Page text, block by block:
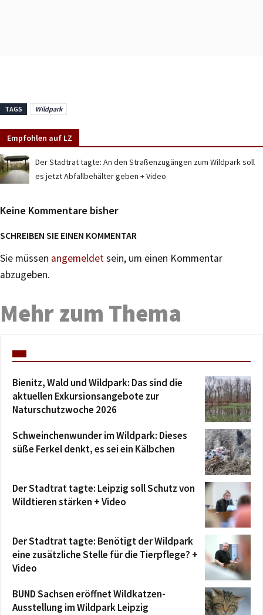
TAGS Wildpark
Empfohlen auf LZ
Der Stadtrat tagte: An den Straßenzugängen zum Wildpark soll
es jetzt Abfallbehälter geben + Video
Keine Kommentare bisher
SCHREIBEN SIE EINEN KOMMENTAR
Sie müssen angemeldetsein, um einen Kommentar
abzugeben.
Mehr zum Thema
Bienitz, Wald und Wildpark: Das sind die
aktuellen Exkursionsangebote zur
Naturschutzwoche 2026
Schweinchenwunder im Wildpark: Dieses
süße Ferkel denkt, es sei ein Kälbchen
Der Stadtrat tagte: Leipzig soll Schutz von
Wildtieren stärken + Video
Der Stadtrat tagte: Benötigt der Wildpark
eine zusätzliche Stelle für die Tierpflege? +
Video
BUND Sachsen eröffnet Wildkatzen-
Ausstellung im Wildpark Leipzig